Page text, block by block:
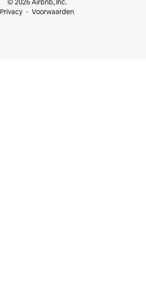
© 2026 Airbnb, Inc.
Privacy
Voorwaarden